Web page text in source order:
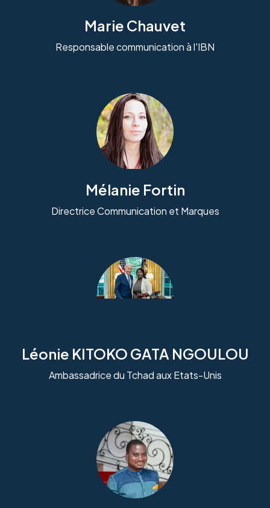
Marie Chauvet
Responsable communication à l'IBN
Mélanie Fortin
Directrice Communication et Marques
Léonie KITOKO GATA NGOULOU
Ambassadrice du Tchad aux Etats-Unis